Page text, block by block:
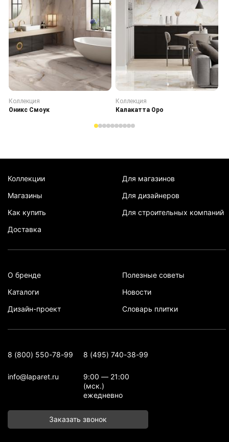
Коллекция
Оникс Смоук
Коллекция
Калакатта Оро
Коллекции
Магазины
Как купить
Доставка
Для магазинов
Для дизайнеров
Для строительных компаний
О бренде
Каталоги
Дизайн-проект
Полезные советы
Новости
Словарь плитки
8 (800) 550-78-99 8 (495) 740-38-99
info@laparet.ru
9:00 — 21:00
(мск.)
ежедневно
Заказать звонок